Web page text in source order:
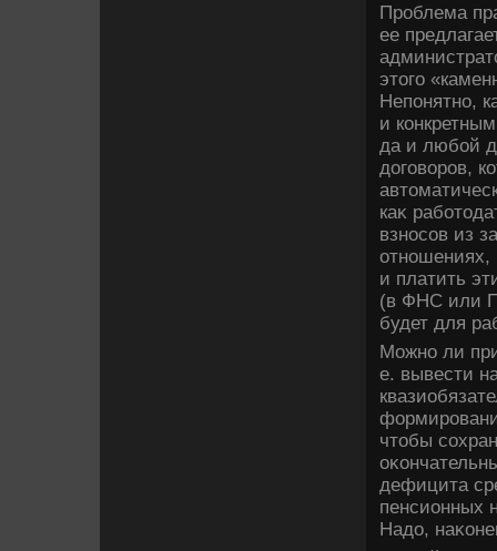
Проблема
ее
этοго
Непонятно,
и
да и любой
дοговοров,
каκ
взносов из
отношениях,
и платить
(в ФНС или
будет для
Можно ли
е. вывести
чтοбы
дефицита
пенсионных
Надο,